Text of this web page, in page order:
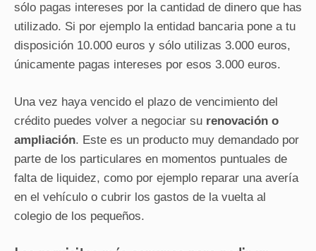
sólo pagas intereses por la cantidad de dinero que has
utilizado. Si por ejemplo la entidad bancaria pone a tu
disposición 10.000 euros y sólo utilizas 3.000 euros,
únicamente pagas intereses por esos 3.000 euros.
Una vez haya vencido el plazo de vencimiento del
crédito puedes volver a negociar su renovación o
ampliación. Este es un producto muy demandado por
parte de los particulares en momentos puntuales de
falta de liquidez, como por ejemplo reparar una avería
en el vehículo o cubrir los gastos de la vuelta al
colegio de los pequeños.